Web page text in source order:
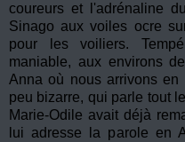
coureurs et l'adrénaline
Sinago aux voiles ocre
pour les voiliers.
maniable, aux environs
Anna où nous arrivons en
peu bizarre, qui parle tout
Marie-Odile avait déjà
lui adresse la parole en